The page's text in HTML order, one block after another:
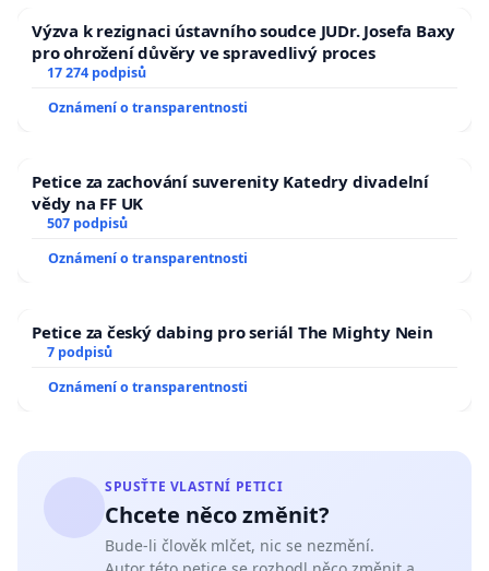
Výzva k rezignaci ústavního soudce JUDr. Josefa Baxy
pro ohrožení důvěry ve spravedlivý proces
17 274 podpisů
Oznámení o transparentnosti
Petice za zachování suverenity Katedry divadelní
vědy na FF UK
507 podpisů
Oznámení o transparentnosti
Petice za český dabing pro seriál The Mighty Nein
7 podpisů
Oznámení o transparentnosti
SPUSŤTE VLASTNÍ PETICI
Chcete něco změnit?
Bude-li člověk mlčet, nic se nezmění.